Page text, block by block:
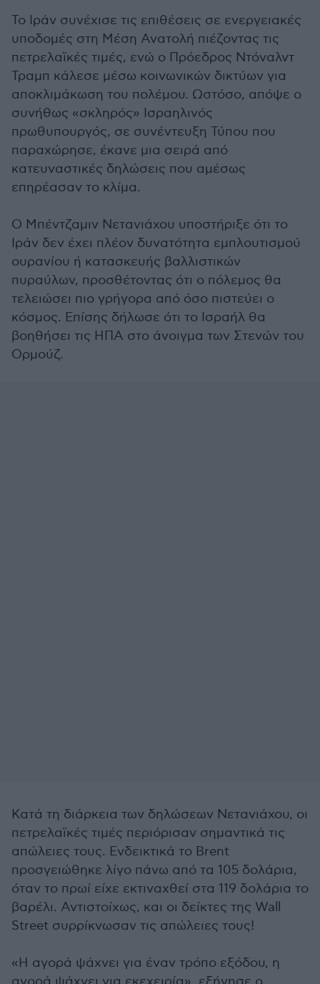
Το Ιράν συνέχισε τις επιθέσεις σε ενεργειακές
υποδομές στη Μέση Ανατολή πιέζοντας τις
πετρελαϊκές τιμές, ενώ ο Πρόεδρος Ντόναλντ
Τραμπ κάλεσε μέσω κοινωνικών δικτύων για
αποκλιμάκωση του πολέμου. Ωστόσο, απόψε ο
συνήθως «σκληρός» Ισραηλινός
πρωθυπουργός, σε συνέντευξη Τύπου που
παραχώρησε, έκανε μια σειρά από
κατευναστικές δηλώσεις που αμέσως
επηρέασαν το κλίμα.
Ο Μπέντζαμιν Νετανιάχου υποστήριξε ότι το
Ιράν δεν έχει πλέον δυνατότητα εμπλουτισμού
ουρανίου ή κατασκευής βαλλιστικών
πυραύλων, προσθέτοντας ότι ο πόλεμος θα
τελειώσει πιο γρήγορα από όσο πιστεύει ο
κόσμος. Επίσης δήλωσε ότι το Ισραήλ θα
βοηθήσει τις ΗΠΑ στο άνοιγμα των Στενών του
Ορμούζ.
Κατά τη διάρκεια των δηλώσεων Νετανιάχου, οι
πετρελαϊκές τιμές περιόρισαν σημαντικά τις
απώλειες τους. Ενδεικτικά το Brent
προσγειώθηκε λίγο πάνω από τα 105 δολάρια,
όταν το πρωί είχε εκτιναχθεί στα 119 δολάρια το
βαρέλι. Αντιστοίχως, και οι δείκτες της Wall
Street συρρίκνωσαν τις απώλειες τους!
«Η αγορά ψάχνει για έναν τρόπο εξόδου, η